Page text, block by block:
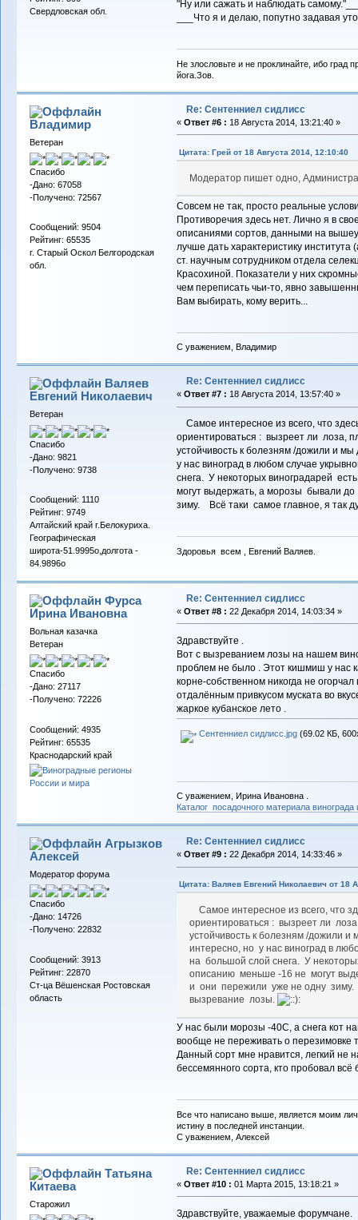
Свердловская обл.
"Ну или сажать и наблюдать
___Что я и делаю, попутно задавая
Не злословьте и не проклинайте, ибо град
йога.Зов.
Владимиp
Ветеран
Спасибо
-Дано: 67058
-Получено: 72567
Сообщений: 9504
Рейтинг: 65535
г. Старый Оскол Белгородская
обл.
Re: Сентенниел сидлисс
« Ответ #6 : 18 Августа 2014, 13:21:40 »
Цитата: Грей от 18 Августа 2014, 12:10:40
Модератор пишет одно,
Совсем не так, просто реальные
Противоречия здесь нет. Лично я в
описаниями сортов, данными на
лучше дать характеристику
ст. научным сотрудником отдела
Красохиной. Показатели у них
чем переписать чьи-то, явно
Вам выбирать, кому верить...
С уважением, Владимир
Валяев
Евгений Николаевич
Ветеран
Спасибо
-Дано: 9821
-Получено: 9738
Сообщений: 1110
Рейтинг: 9749
Алтайский край г.Белокуриха.
Географическая
широта-51.9995о,долгота -
84.9896о
Re: Сентенниел сидлисс
« Ответ #7 : 18 Августа 2014, 13:57:40 »
Самое интересное из всего, что
ориентироваться : вызреет ли лоза,
устойчивость к болезням /дожили и
у нас виноград в любом случае
снега. У некоторых виноградарей
могут выдержать, а морозы бывали
зиму. Всё таки самое главное, я так
Здоровья всем , Евгений Валяев.
Фурса
Ирина Ивановна
Вольная казачка
Ветеран
Спасибо
-Дано: 27117
-Получено: 72226
Сообщений: 4935
Рейтинг: 65535
Краснодарский край
Re: Сентенниел сидлисс
« Ответ #8 : 22 Декабря 2014, 14:03:34 »
Здравствуйте .
Вот с вызреванием лозы на нашем
проблем не было . Этот кишмиш у нас
корне-собственном никогда не
отдалённым привкусом муската во
жаркое кубанское лето .
Сентенниел сидлисс.jpg(69.02 КБ,
С уважением, Ирина Ивановна .
Каталог посадочного материала
Агрызков
Алексей
Модератор форума
Спасибо
-Дано: 14726
-Получено: 22832
Сообщений: 3913
Рейтинг: 22870
Ст-ца Вёшенская Ростовская
область
Re: Сентенниел сидлисс
« Ответ #9 : 22 Декабря 2014, 14:33:46 »
Цитата: Валяев Евгений Николаевич от 18
Самое интересное из всего, что
ориентироваться : вызреет ли
устойчивость к болезням /дожили и
интересно, но у нас виноград в
на большой слой снега. У
описанию меньше -16 не могут
и они пережили уже не одну зиму.
вызревание лозы.
У нас были морозы -40С, а снега кот
вообще не переживать о перезимовке
Данный сорт мне нравится, легкий не
бессемянного сорта, кто пробовал всё
Все что написано выше, является моим
истину в последней инстанции.
С уважением, Алексей
Татьяна
Китаева
Старожил
Re: Сентенниел сидлисс
« Ответ #10 : 01 Марта 2015, 13:18:21 »
Здравствуйте, уважаемые форумчане.